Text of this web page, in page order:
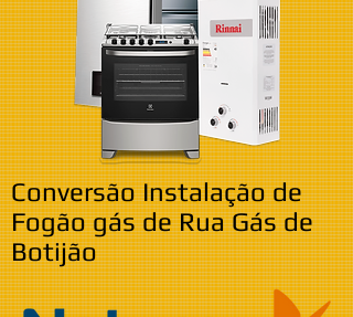
Conversão Instalação de
Fogão gás de Rua Gás de
Botijão